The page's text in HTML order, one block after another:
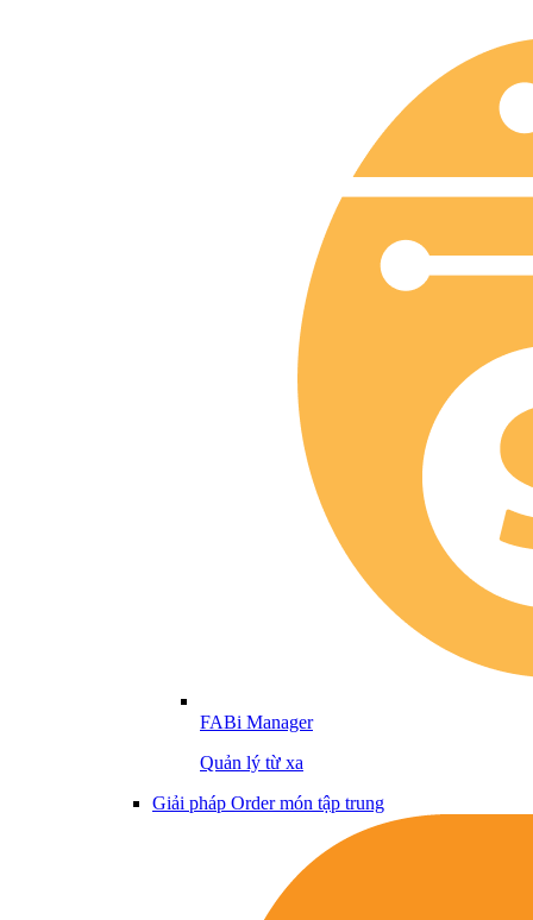
FABi Manager
Quản lý từ xa
Giải pháp Order món tập trung